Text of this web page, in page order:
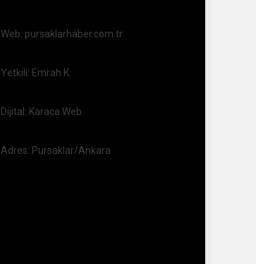
Web: pursaklarhaber.com.tr
Yetkili: Emrah K.
Dijital: Karaca Web
Adres: Pursaklar/Ankara